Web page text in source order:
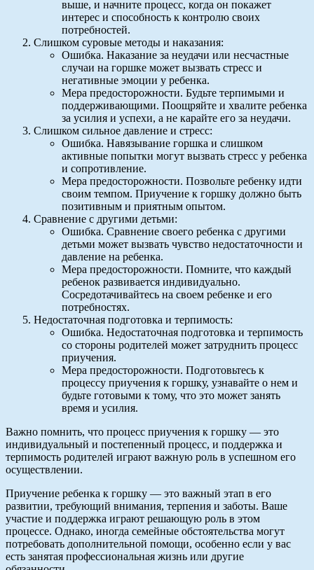
выше, и начните процесс, когда он покажет
интерес и способность к контролю своих
потребностей.
Слишком суровые методы и наказания:
Ошибка. Наказание за неудачи или несчастные
случаи на горшке может вызвать стресс и
негативные эмоции у ребенка.
Мера предосторожности. Будьте терпимыми и
поддерживающими. Поощряйте и хвалите ребенка
за усилия и успехи, а не карайте его за неудачи.
Слишком сильное давление и стресс:
Ошибка. Навязывание горшка и слишком
активные попытки могут вызвать стресс у ребенка
и сопротивление.
Мера предосторожности. Позвольте ребенку идти
своим темпом. Приучение к горшку должно быть
позитивным и приятным опытом.
Сравнение с другими детьми:
Ошибка. Сравнение своего ребенка с другими
детьми может вызвать чувство недостаточности и
давление на ребенка.
Мера предосторожности. Помните, что каждый
ребенок развивается индивидуально.
Сосредотачивайтесь на своем ребенке и его
потребностях.
Недостаточная подготовка и терпимость:
Ошибка. Недостаточная подготовка и терпимость
со стороны родителей может затруднить процесс
приучения.
Мера предосторожности. Подготовьтесь к
процессу приучения к горшку, узнавайте о нем и
будьте готовыми к тому, что это может занять
время и усилия.
Важно помнить, что процесс приучения к горшку — это
индивидуальный и постепенный процесс, и поддержка и
терпимость родителей играют важную роль в успешном его
осуществлении.
Приучение ребенка к горшку — это важный этап в его
развитии, требующий внимания, терпения и заботы. Ваше
участие и поддержка играют решающую роль в этом
процессе. Однако, иногда семейные обстоятельства могут
потребовать дополнительной помощи, особенно если у вас
есть занятая профессиональная жизнь или другие